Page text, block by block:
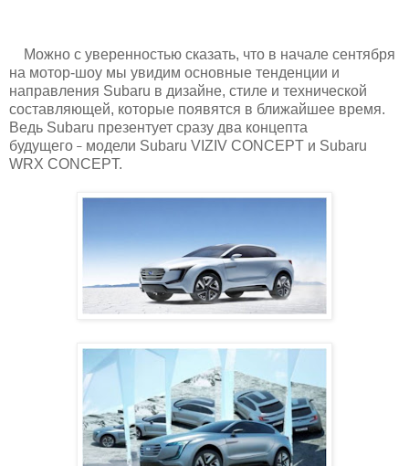
Можно с уверенностью сказать, что в начале сентября
на мотор-шоу мы увидим основные тенденции и
направления Subaru в дизайне, стиле и технической
составляющей, которые появятся в ближайшее время.
Ведь Subaru презентует сразу два концепта
будущего ̶ модели Subaru VIZIV CONCEPT и Subaru
WRX CONCEPT.